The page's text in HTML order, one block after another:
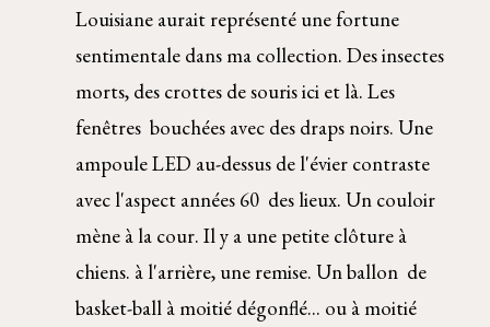
Louisiane aurait représenté une fortune
sentimentale dans ma collection. Des insectes
morts, des crottes de souris ici et là. Les
fenêtres  bouchées avec des draps noirs. Une
ampoule LED au-dessus de l'évier contraste
avec l'aspect années 60  des lieux. Un couloir
mène à la cour. Il y a une petite clôture à
chiens. à l'arrière, une remise. Un ballon  de
basket-ball à moitié dégonflé... ou à moitié